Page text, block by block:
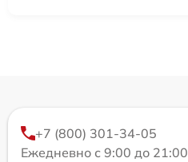
+7 (800) 301-34-05
Ежедневно с 9:00 до 21:00